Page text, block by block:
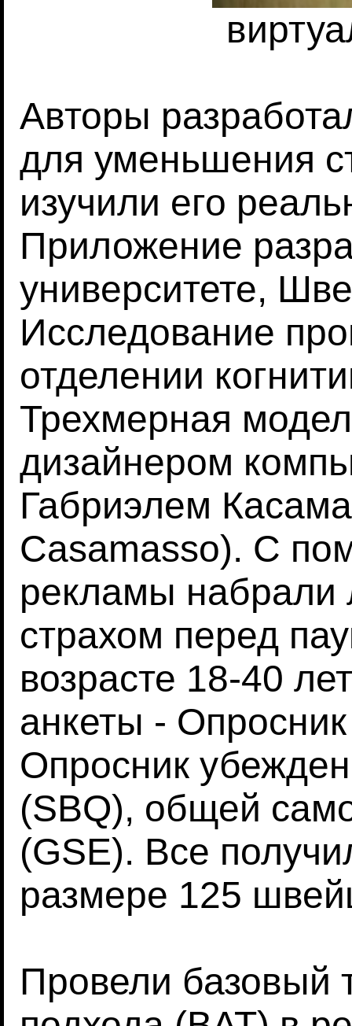
Авторы
для уменьшения
изучили его
Приложение
университете,
Исследование
отделении
Трехмерная
дизайнером
Габриэлем
Casamasso). С
рекламы набрали
страхом перед
возрасте 18-40
анкеты -
Опросник
(SBQ), общей
(GSE). Все
размере 125
Провели базовый